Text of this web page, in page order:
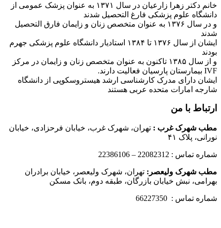
خانم دکتر زهرا زارعیان در سال ۱۳۷۱ به عنوان پزشک عمومی از
دانشگاه علوم پزشکی فارغ التحصیل شدند
و در سال ۱۳۷۶ به عنوان متخصص زنان و زایمان فارق التحصیل
شدند
ایشان از سال ۱۳۷۶ تا ۱۳۸۴ استادیار دانشگاه علوم پزشکی جهرم
بودند
و از سال ۱۳۸۵ تاکنون به عنوان متخصص زنان و زایمان در مرکز
IVF بیمارستان پارسیان فعالیت دارند.
ایشان دارای مدرک کارشناسی ارشد هیستروسکوپی از دانشگاه
شارجه امارات متحده عربی هستند
ارتباط با من
مطب شهرک غرب : تهران، شهرک غرب، خیابان فرحزادی، خیابان
نورانی، پلاک ۴۱
شماره تماس : 22082312 – 22386106
مطب شهرک ولیعصر: تهران، شهرک ولیعصر، خیابان برادران
بهرامی، نبش خیابان بازرگان، طبقه دوم، بانک مسکن
شماره تماس : 66227350